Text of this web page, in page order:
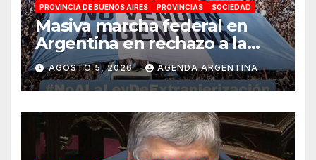
PROVINCIA DE BUENOS AIRES
PROVINCIAS SOCIEDAD
Masiva marcha federal en
Argentina en rechazo a la
reforma de la Ley de Tierras
impulsada por Milei: «La
soberanía no se negocia»
AGOSTO 5, 2026 AGENDA ARGENTINA